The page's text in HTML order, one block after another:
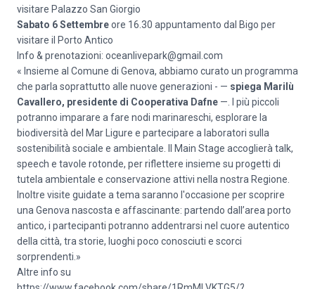
visitare Palazzo San Giorgio
Sabato 6 Settembreore 16.30 appuntamento dal Bigo per
visitare il Porto Antico
Info & prenotazioni: oceanlivepark@gmail.com
« Insieme al Comune di Genova, abbiamo curato un programma
che parla soprattutto alle nuove generazioni - — spiega Marilù
Cavallero, presidente di Cooperativa Dafne —. I più piccoli
potranno imparare a fare nodi marinareschi, esplorare la
biodiversità del Mar Ligure e partecipare a laboratori sulla
sostenibilità sociale e ambientale. Il Main Stage accoglierà talk,
speech e tavole rotonde, per riflettere insieme su progetti di
tutela ambientale e conservazione attivi nella nostra Regione.
Inoltre visite guidate a tema saranno l'occasione per scoprire
una Genova nascosta e affascinante: partendo dall’area porto
antico, i partecipanti potranno addentrarsi nel cuore autentico
della città, tra storie, luoghi poco conosciuti e scorci
sorprendenti.»
Altre info su